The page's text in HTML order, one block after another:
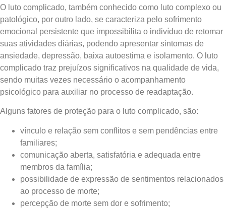
O luto complicado, também conhecido como luto complexo ou
patológico, por outro lado, se caracteriza pelo sofrimento
emocional persistente que impossibilita o indivíduo de retomar
suas atividades diárias, podendo apresentar sintomas de
ansiedade, depressão, baixa autoestima e isolamento. O luto
complicado traz prejuízos significativos na qualidade de vida,
sendo muitas vezes necessário o acompanhamento
psicológico para auxiliar no processo de readaptação.
Alguns fatores de proteção para o luto complicado, são:
vínculo e relação sem conflitos e sem pendências entre
familiares;
comunicação aberta, satisfatória e adequada entre
membros da família;
possibilidade de expressão de sentimentos relacionados
ao processo de morte;
percepção de morte sem dor e sofrimento;